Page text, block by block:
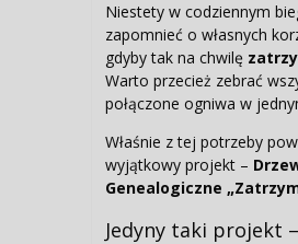
Niestety w codziennym
zapomnieć o własnych
gdyby tak na chwilę
Warto przecież zebrać
połączone ogniwa w
Właśnie z tej potrzeby
wyjątkowy projekt –
Genealogiczne
Jedyny taki projekt –